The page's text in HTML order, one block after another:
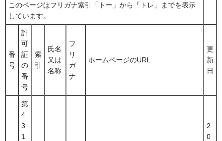
このページはフリガナ索引「トー」から「トレ」までを表示
しています。
番
号
許
可
証
の
番
号
索
引
氏名
又は
名称
フ
リ
ガ
ナ
ホームページのURL
更
新
日
第
4
3
1
2
0